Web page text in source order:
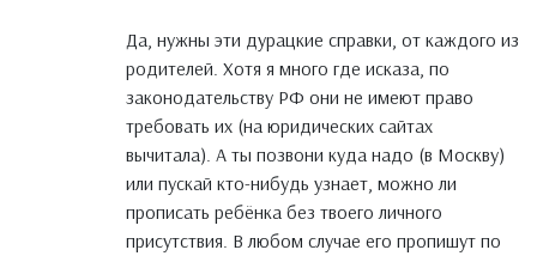
Да, нужны эти дурацкие справки, от каждого из
родителей. Хотя я много где исказа, по
законодательству РФ они не имеют право
требовать их (на юридических сайтах
вычитала). А ты позвони куда надо (в Москву)
или пускай кто-нибудь узнает, можно ли
прописать ребёнка без твоего личного
присутствия. В любом случае его пропишут по